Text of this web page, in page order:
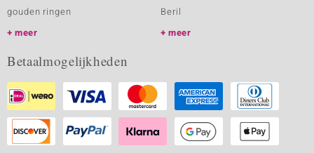
gouden ringen
meer
Beril
meer
Betaalmogelijkheden